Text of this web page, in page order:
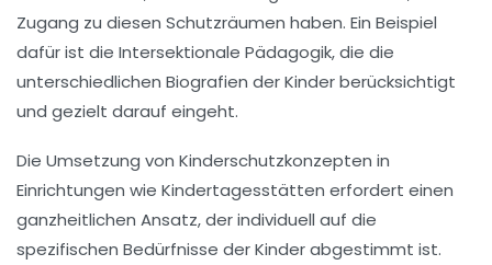
Zugang zu diesen Schutzräumen haben. Ein Beispiel
dafür ist die Intersektionale Pädagogik, die die
unterschiedlichen Biografien der Kinder berücksichtigt
und gezielt darauf eingeht.
Die Umsetzung von Kinderschutzkonzepten in
Einrichtungen wie Kindertagesstätten erfordert einen
ganzheitlichen Ansatz, der individuell auf die
spezifischen Bedürfnisse der Kinder abgestimmt ist.